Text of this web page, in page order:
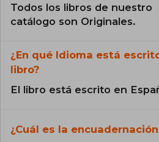
Todos los libros de nuestro
catálogo son Originales.
¿En qué Idioma está
libro?
El libro está escrito en
¿Cuál es la